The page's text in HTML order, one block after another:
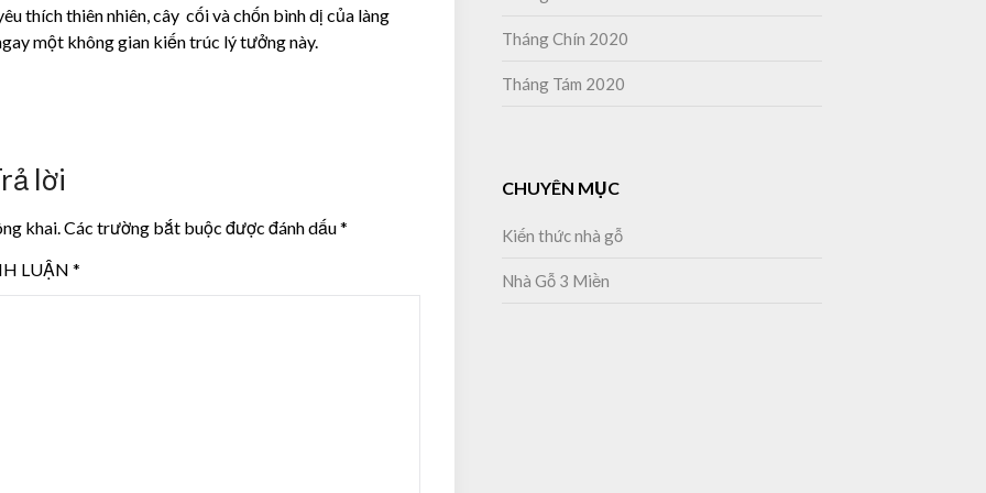
thích thiên nhiên, cây cối và chốn bình dị của làng
một không gian kiến trúc lý tưởng này.
lời
khai.Các trường bắt buộc được đánh dấu*
LUẬN *
Tháng Chín 2020
Tháng Tám 2020
CHUYÊN MỤC
Kiến thức nhà gỗ
Nhà Gỗ 3 Miền